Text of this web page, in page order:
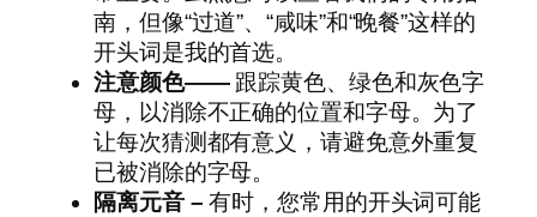
南，但像“过道”、“咸味”和“晚餐”这样的
开头词是我的首选。
注意颜色——跟踪黄色、绿色和灰色字
母，以消除不正确的位置和字母。为了
让每次猜测都有意义，请避免意外重复
已被消除的字母。
隔离元音 – 有时，您常用的开头词可能